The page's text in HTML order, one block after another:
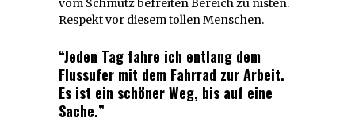
vom Schmutz befreiten Bereich zu nisten.
Respekt vor diesem tollen Menschen.
“Jeden Tag fahre ich entlang dem
Flussufer mit dem Fahrrad zur Arbeit.
Es ist ein schöner Weg, bis auf eine
Sache.”